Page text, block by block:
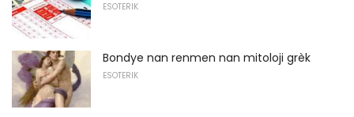
ESOTERIK
Bondye nan renmen nan mitoloji grèk
ESOTERIK